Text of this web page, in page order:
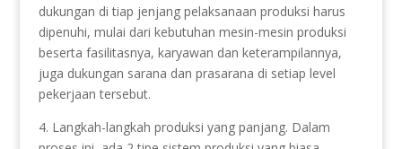
dukungan di tiap jenjang pelaksanaan produksi harus
dipenuhi, mulai dari kebutuhan mesin-mesin produksi
beserta fasilitasnya, karyawan dan keterampilannya,
juga dukungan sarana dan prasarana di setiap level
pekerjaan tersebut.
4. Langkah-langkah produksi yang panjang. Dalam